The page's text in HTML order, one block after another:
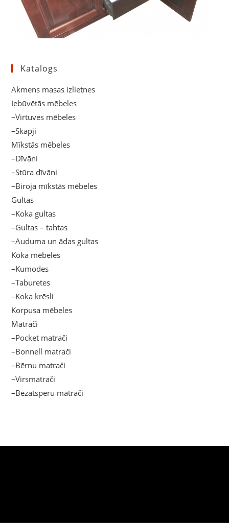
Katalogs
Akmens masas izlietnes
Iebūvētās mēbeles
–Virtuves mēbeles
–Skapji
Mīkstās mēbeles
–Dīvāni
–Stūra dīvāni
–Biroja mīkstās mēbeles
Gultas
–Koka gultas
–Gultas – tahtas
–Auduma un ādas gultas
Koka mēbeles
–Kumodes
–Taburetes
–Koka krēsli
Korpusa mēbeles
Matrači
–Pocket matrači
–Bonnell matrači
–Bērnu matrači
–Virsmatrači
–Bezatsperu matrači